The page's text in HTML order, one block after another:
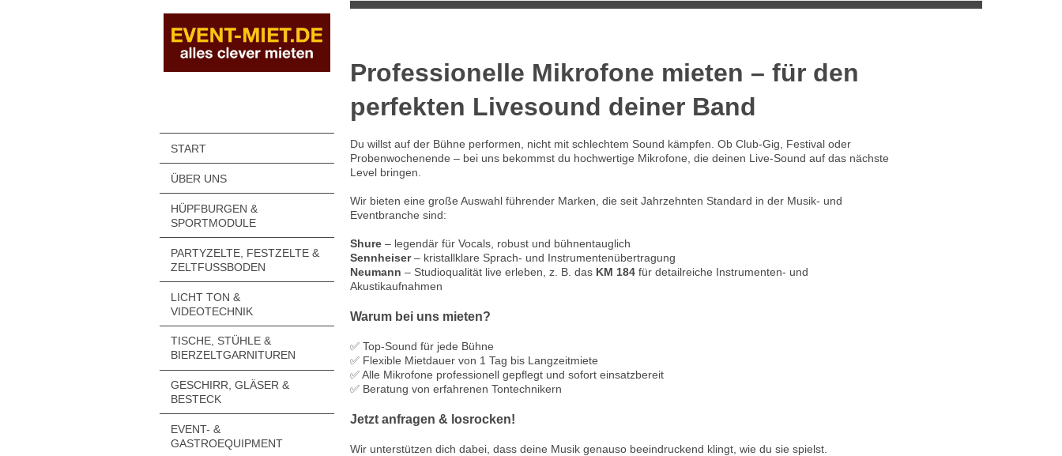
START
ÜBER UNS
HÜPFBURGEN &
SPORTMODULE
PARTYZELTE, FESTZELTE &
ZELTFUSSBODEN
LICHT TON &
VIDEOTECHNIK
TISCHE, STÜHLE &
BIERZELTGARNITUREN
GESCHIRR, GLÄSER &
BESTECK
EVENT- &
GASTROEQUIPMENT
Professionelle Mikrofone mieten – für den
perfekten Livesound deiner Band
Du willst auf der Bühne performen, nicht mit schlechtem Sound kämpfen. Ob Club-Gig, Festival oder
Probenwochenende – bei uns bekommst du hochwertige Mikrofone, die deinen Live-Sound auf das nächste
Level bringen.
Wir bieten eine große Auswahl führender Marken, die seit Jahrzehnten Standard in der Musik- und
Eventbranche sind:
Shure– legendär für Vocals, robust und bühnentauglich
Sennheiser– kristallklare Sprach- und Instrumentenübertragung
Neumann – Studioqualität live erleben, z. B. das KM 184für detailreiche Instrumenten- und
Akustikaufnahmen
Warum bei uns mieten?
✅ Top-Sound für jede Bühne
✅ Flexible Mietdauer von 1 Tag bis Langzeitmiete
✅ Alle Mikrofone professionell gepflegt und sofort einsatzbereit
✅ Beratung von erfahrenen Tontechnikern
Jetzt anfragen & losrocken!
Wir unterstützen dich dabei, dass deine Musik genauso beeindruckend klingt, wie du sie spielst.